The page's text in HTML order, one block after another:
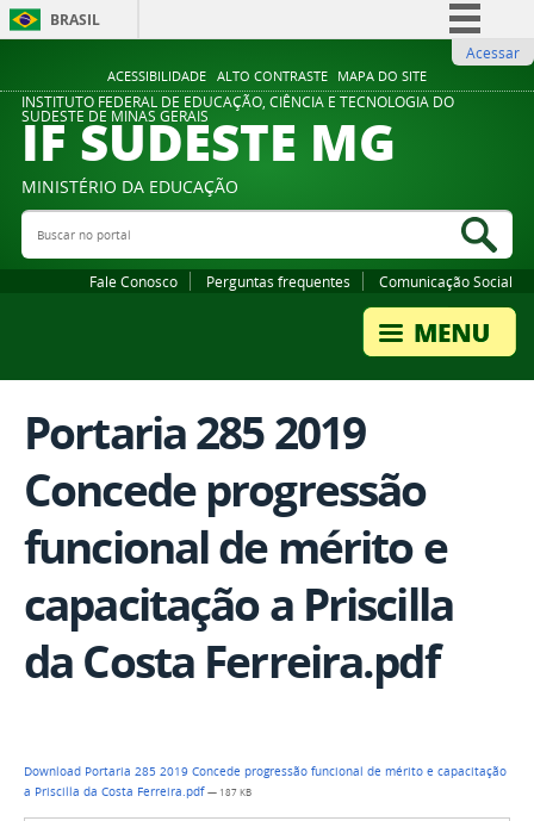
ACESSIBILIDADE ALTO CONTRASTE MAPA DO SITE
BRASIL
Comunica BR
Participe
Legislação
Acessar
INSTITUTO FEDERAL DE EDUCAÇÃO, CIÊNCIA E TECNOLOGIA DO
SUDESTE DE MINAS GERAIS
IF SUDESTE MG
MINISTÉRIO DA EDUCAÇÃO
Buscar no portal
Fale Conosco Perguntas frequentes Comunicação Social
Portaria 285 2019
Concede progressão
funcional de mérito e
capacitação a Priscilla
da Costa Ferreira.pdf
Download Portaria 285 2019 Concede progressão funcional de mérito e capacitação
a Priscilla da Costa Ferreira.pdf— 187 KB